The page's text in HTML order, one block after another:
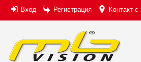
Вход Регистрация Контакт с